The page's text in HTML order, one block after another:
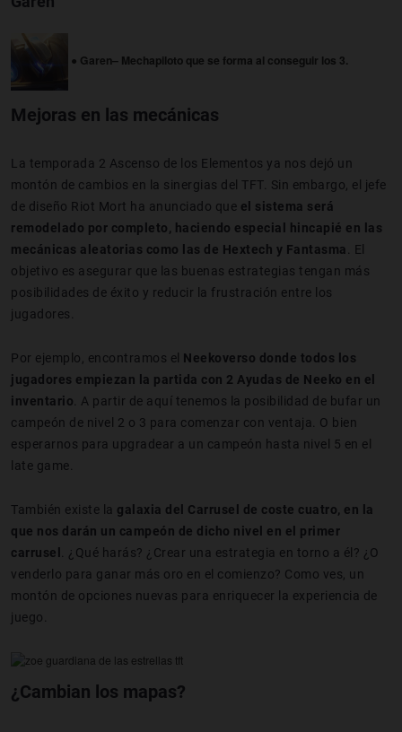
● Garen– Mechapiloto que se forma al conseguir los 3.
Mejoras en las mecánicas
La temporada 2 Ascenso de los Elementos ya nos dejó un
montón de cambios en la sinergias del TFT. Sin embargo, el jefe
de diseño Riot Mort ha anunciado que el sistema será
remodelado por completo, haciendo especial hincapié en las
mecánicas aleatorias como las de Hextech y Fantasma . El
objetivo es asegurar que las buenas estrategias tengan más
posibilidades de éxito y reducir la frustración entre los
jugadores.
Por ejemplo, encontramos el Neekoverso donde todos los
jugadores empiezan la partida con 2 Ayudas de Neeko en el
inventario . A partir de aquí tenemos la posibilidad de bufar un
campeón de nivel 2 o 3 para comenzar con ventaja. O bien
esperarnos para upgradear a un campeón hasta nivel 5 en el
late game.
También existe la galaxia del Carrusel de coste cuatro, en la
que nos darán un campeón de dicho nivel en el primer
carrusel
. ¿Qué harás? ¿Crear una estrategia en torno a él? ¿O
venderlo para ganar más oro en el comienzo? Como ves, un
montón de opciones nuevas para enriquecer la experiencia de
juego.
¿Cambian los mapas?